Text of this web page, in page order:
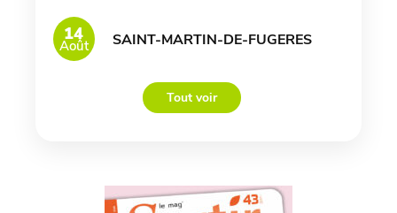
14
Août SAINT-MARTIN-DE-FUGERES
Tout voir